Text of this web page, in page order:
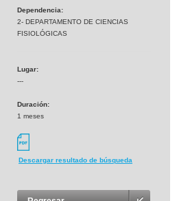
Dependencia:
2- DEPARTAMENTO DE CIENCIAS
FISIOLÓGICAS
Lugar:
---
Duración:
1 meses
Descargar resultado de búsqueda